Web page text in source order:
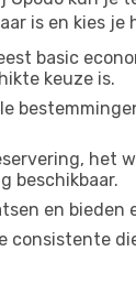
is en kies
basic
keuze is.
het
beschikbaar.
en bieden
consistente